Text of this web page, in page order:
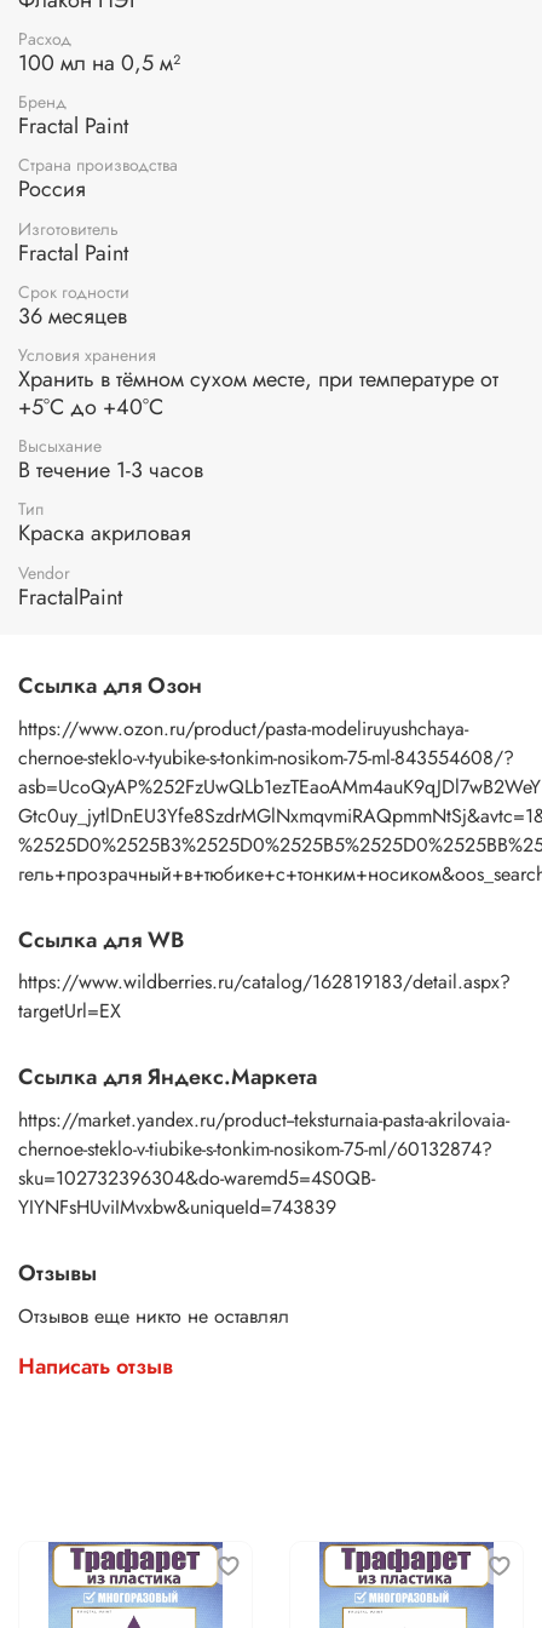
фанера, стекло, керамика. Для лучшего сцепления с
поверхностью рекомендуется использовать прозрачный
универсальный грунт.
Паста может быть нанесена мастихином или шпателем.
Для создания рельефных узоров можно использовать
трафареты. Текстурная паста акриловая сохраняет свою
эластичность и другие характеристики акриловых красок,
Расход
100 мл на 0,5 м²
Бренд
Fractal Paint
Страна производства
Россия
Изготовитель
Fractal Paint
Срок годности
36 месяцев
Условия хранения
Хранить в тёмном сухом месте, при температуре от
+5°С до +40°С
Высыхание
В течение 1-3 часов
Тип
Краска акриловая
Vendor
FractalPaint
Ссылка для Озон
https://www.ozon.ru/product/pasta-modeliruyushchaya-
chernoe-steklo-v-tyubike-s-tonkim-nosikom-75-ml-843554608/?
Ссылка для WB
https://www.wildberries.ru/catalog/162819183/detail.aspx?
targetUrl=EX
Ссылка для Яндекс.Маркета
https://market.yandex.ru/product--teksturnaia-pasta-akrilovaia-
chernoe-steklo-v-tiubike-s-tonkim-nosikom-75-ml/60132874?
sku=102732396304&do-waremd5=4S0QB-
YIYNFsHUviIMvxbw&uniqueId=743839
Отзывы
Отзывов еще никто не оставлял
Написать отзыв